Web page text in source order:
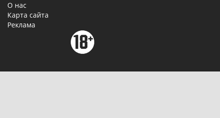
О нас
Карта сайта
Реклама